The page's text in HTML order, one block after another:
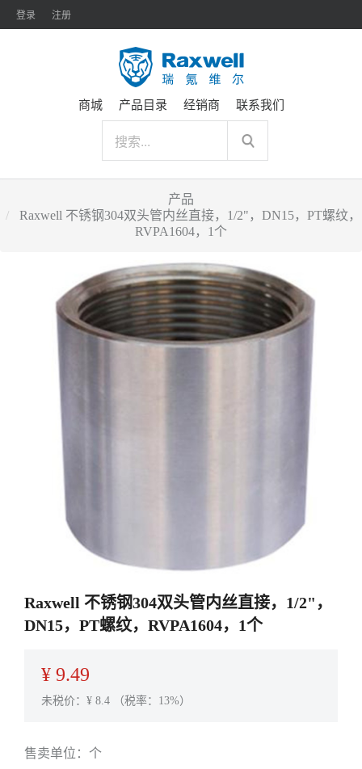
登录 注册
商城 产品目录 经销商 联系我们
产品
Raxwell 不锈钢304双头管内丝直接，1/2"，DN15，PT螺纹，
RVPA1604，1个
Raxwell 不锈钢304双头管内丝直接，1/2"，
DN15，PT螺纹，RVPA1604，1个
¥ 9.49
未税价：¥ 8.4 （税率：13%）
售卖单位： 个